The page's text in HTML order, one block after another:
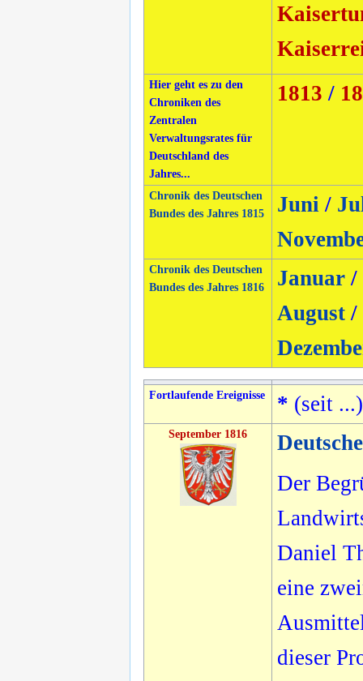
Hier geht es zu den
Chroniken des
Zentralen
Verwaltungsrates für
Deutschland des
Jahres...
1813 /
Chronik des Deutschen
Bundes des Jahres 1815
Juni /
Chronik des Deutschen
Bundes des Jahres 1816
Januar/
August/
Fortlaufende Ereignisse * (seit ...)
September 1816
Der
Daniel
eine
dieser